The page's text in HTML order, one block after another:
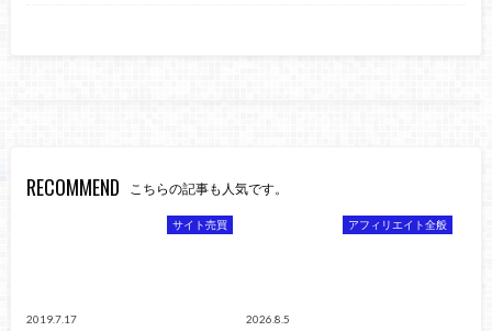
RECOMMEND こちらの記事も人気です。
サイト売買
2019.7.17
アフィリエイト全般
2026.8.5